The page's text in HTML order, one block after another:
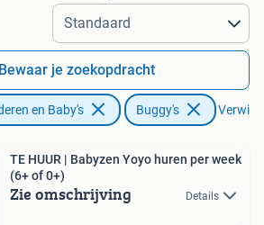
Alle afstanden…
Bewaar je zoekopdracht
en Baby's Buggy's
TE HUUR | Babyzen Yoyo huren per week
(6+ of 0+)
Zie omschrijving Details